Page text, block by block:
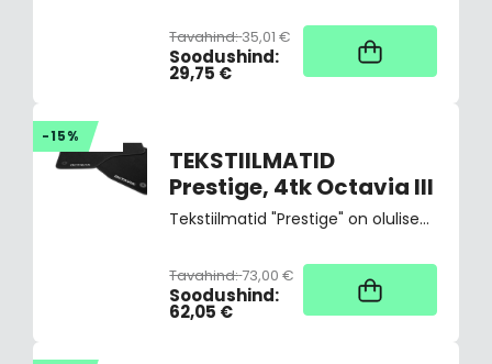
Tavahind:35,01 €
Soodushind:
29,75 €
-15%
TEKSTIILMATID
Prestige, 4tk Octavia III
Tekstiilmatid "Prestige" on olulised reisimugavust silmas pidades. Nad on kauakestvamad kui "Standard" matid, näevad head välja, on juhi jalge all mugavad ning püüavad kinni reisijate jalgadega salongi kantud mustuse.
Tavahind:73,00 €
Soodushind:
62,05 €
Kaup tootja laos,
tarne üldjuhul 4
tööpäeva